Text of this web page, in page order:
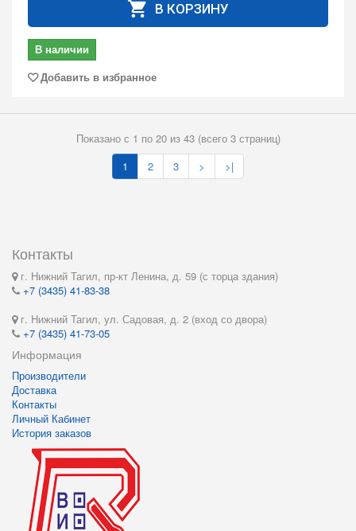
В КОРЗИНУ
В наличии
Добавить в избранное
Показано с 1 по 20 из 43 (всего 3 страниц)
1
2 3 > >|
Контакты
г. Нижний Тагил, пр-кт Ленина, д. 59 (с торца здания)
+7 (3435) 41-83-38
г. Нижний Тагил, ул. Садовая, д. 2 (вход со двора)
+7 (3435) 41-73-05
Информация
Производители
Доставка
Контакты
Личный Кабинет
История заказов